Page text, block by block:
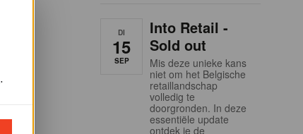
DI
15
SEP
Into Retail -
Sold out
Mis deze unieke kans
niet om het Belgische
retaillandschap
volledig te
doorgronden. In deze
essentiële update
ontdek je de
.